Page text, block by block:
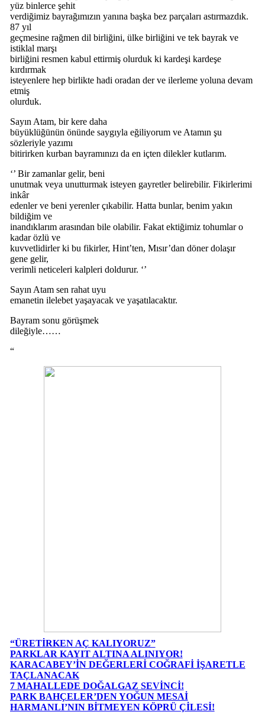
yüz binlerce şehit
verdiğimiz bayrağımızın yanına başka bez parçaları astırmazdık.
87 yıl
geçmesine rağmen dil birliğini, ülke birliğini ve tek bayrak ve
istiklal marşı
birliğini resmen kabul ettirmiş olurduk ki kardeşi kardeşe
kırdırmak
isteyenlere hep birlikte hadi oradan der ve ilerleme yoluna devam
etmiş
olurduk.
Sayın Atam, bir kere daha
büyüklüğünün önünde saygıyla eğiliyorum ve Atamın şu
sözleriyle yazımı
bitirirken kurban bayramınızı da en içten dilekler kutlarım.
‘’ Bir zamanlar gelir, beni
unutmak veya unutturmak isteyen gayretler belirebilir. Fikirlerimi
inkâr
edenler ve beni yerenler çıkabilir. Hatta bunlar, benim yakın
bildiğim ve
inandıklarım arasından bile olabilir. Fakat ektiğimiz tohumlar o
kadar özlü ve
kuvvetlidirler ki bu fikirler, Hint’ten, Mısır’dan döner dolaşır
gene gelir,
verimli neticeleri kalpleri doldurur. ‘’
Sayın Atam sen rahat uyu
emanetin ilelebet yaşayacak ve yaşatılacaktır.
Bayram sonu görüşmek
dileğiyle……
“
“ÜRETİRKEN AÇ KALIYORUZ”
PARKLAR KAYIT ALTINA ALINIYOR!
KARACABEY’İN DEĞERLERİ COĞRAFİ İŞARETLE
TAÇLANACAK
7 MAHALLEDE DOĞALGAZ SEVİNCİ!
PARK BAHÇELER’DEN YOĞUN MESAİ
HARMANLI’NIN BİTMEYEN KÖPRÜ ÇİLESİ!